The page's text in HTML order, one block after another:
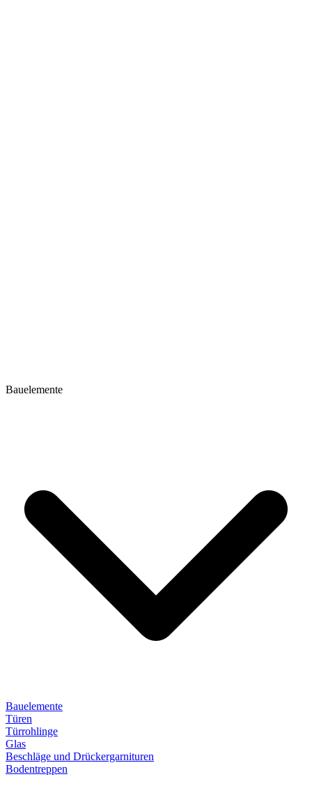
Bauelemente
Bauelemente
Türen
Türrohlinge
Glas
Beschläge und Drückergarnituren
Bodentreppen